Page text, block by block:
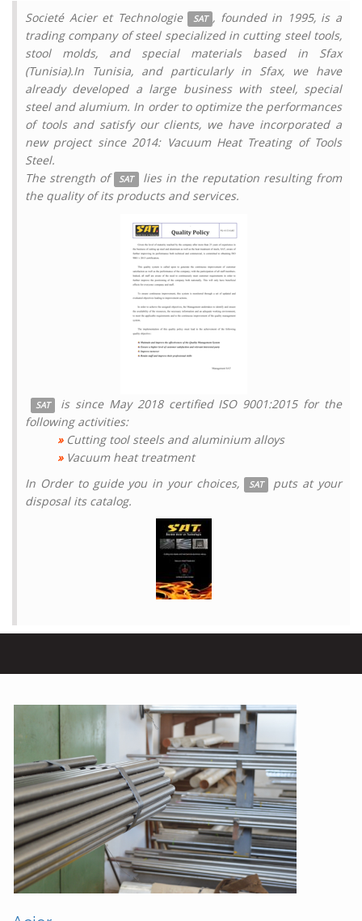
Societé Acier et Technologie SAT , founded in 1995, is a
trading company of steel specialized in cutting steel tools,
stool molds, and special materials based in Sfax
(Tunisia).In Tunisia, and particularly in Sfax, we have
already developed a large business with steel, special
steel and alumium. In order to optimize the performances
of tools and satisfy our clients, we have incorporated a
new project since 2014: Vacuum Heat Treating of Tools
Steel.
The strength of SAT lies in the reputation resulting from
the quality of its products and services.
SAT
is since May 2018 certified ISO 9001:2015 for the
following activities:
» Cutting tool steels and aluminium alloys
» Vacuum heat treatment
In Order to guide you in your choices,
SAT
puts at your
disposal its catalog.